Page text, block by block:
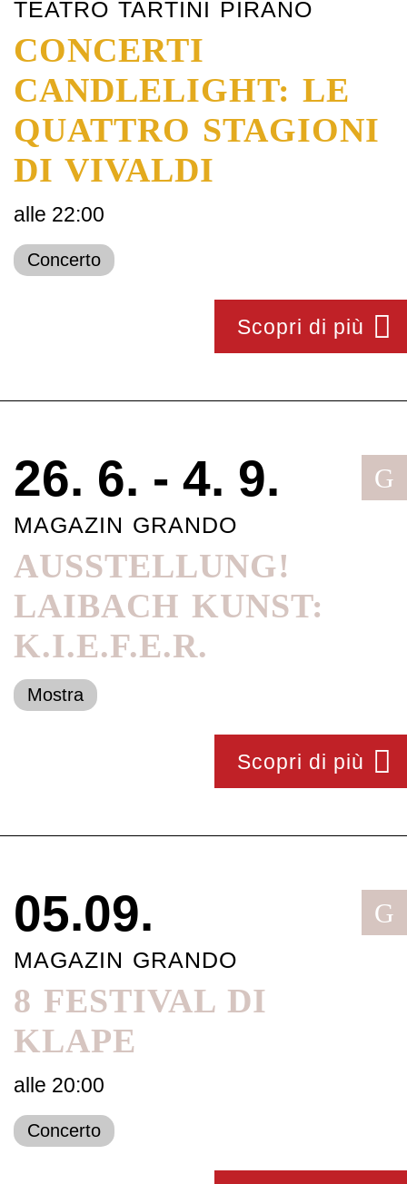
TEATRO TARTINI PIRANO
CONCERTI
CANDLELIGHT: LE
QUATTRO STAGIONI
DI VIVALDI
alle 22:00
Concerto
Scopri di più
26. 6. - 4. 9. G
MAGAZIN GRANDO
AUSSTELLUNG!
LAIBACH KUNST:
K.I.E.F.E.R.
Mostra
Scopri di più
05.09. G
MAGAZIN GRANDO
8 FESTIVAL DI
KLAPE
alle 20:00
Concerto